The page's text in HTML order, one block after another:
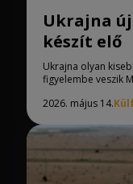
Ukrajna
készít elő
Ukrajna olyan
figyelembe veszik
2026. május 14.